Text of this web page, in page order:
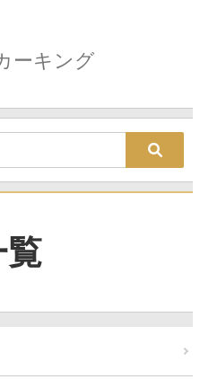
ーキング
覧